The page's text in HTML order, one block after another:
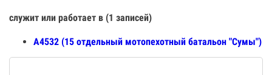
служит или работает в (1 записей)
А4532 (15 отдельный мотопехотный батальон "Сумы")